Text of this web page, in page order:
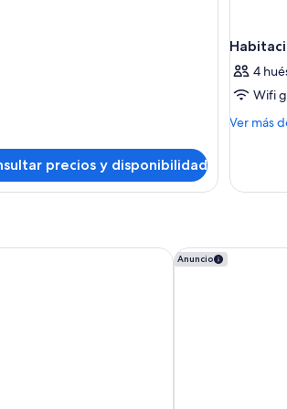
precios y disponibilidad
4
Wifi
Ver más
Más
Anuncio
Breathless Punta